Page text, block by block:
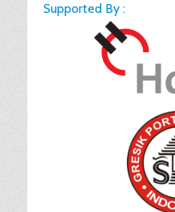
Supported By :